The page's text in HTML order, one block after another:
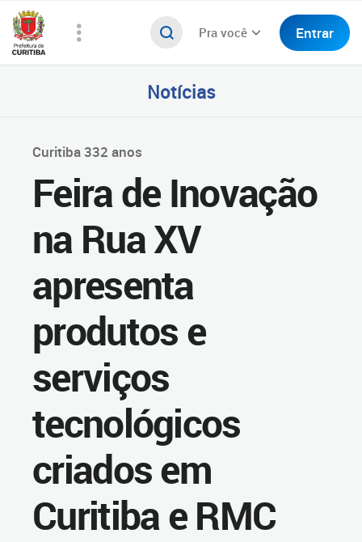
Pra você Entrar
Notícias
Curitiba 332 anos
Feira de Inovação
na Rua XV
apresenta
produtos e
serviços
tecnológicos
criados em
Curitiba e RMC